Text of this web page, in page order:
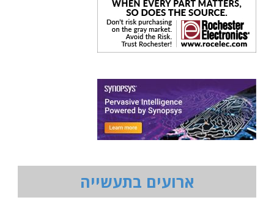
ארועים בתעשייה